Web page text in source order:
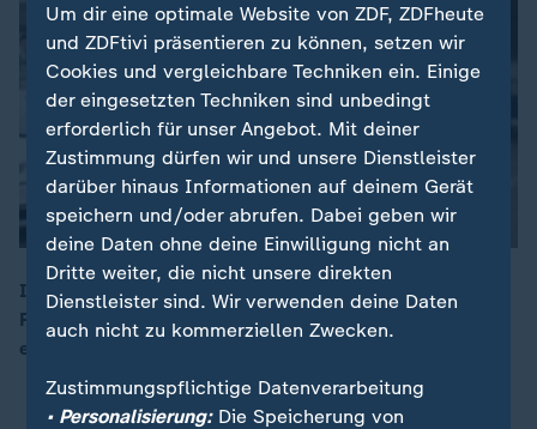
00:16
In Japan sind viele Menschen unzufrieden mit der
Regierung, so dass die kommende Parlamentswahl
eine Überraschung bringen könnte.
Um dir eine optimale Website von ZDF, ZDFheute
und ZDFtivi präsentieren zu können, setzen wir
Cookies und vergleichbare Techniken ein. Einige
der eingesetzten Techniken sind unbedingt
erforderlich für unser Angebot. Mit deiner
Zustimmung dürfen wir und unsere Dienstleister
darüber hinaus Informationen auf deinem Gerät
speichern und/oder abrufen. Dabei geben wir
deine Daten ohne deine Einwilligung nicht an
Dritte weiter, die nicht unsere direkten
Dienstleister sind. Wir verwenden deine Daten
auch nicht zu kommerziellen Zwecken.
Zustimmungspflichtige Datenverarbeitung
• Personalisierung:Die Speicherung von